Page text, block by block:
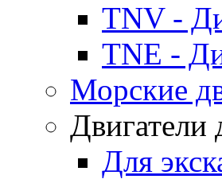
TNV -
TNE -
Морские
Двигатели
Для